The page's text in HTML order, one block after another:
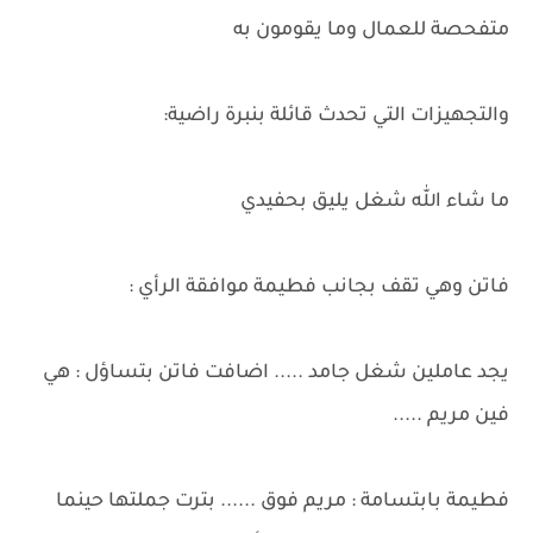
متفحصة للعمال وما يقومون به
والتجهيزات التي تحدث قائلة بنبرة راضية:
ما شاء الله شغل يليق بحفيدي
فاتن وهي تقف بجانب فطيمة موافقة الرأي :
يجد عاملين شغل جامد ..... اضافت فاتن بتساؤل : هي
فين مريم .....
فطيمة بابتسامة : مريم فوق ...... بترت جملتها حينما